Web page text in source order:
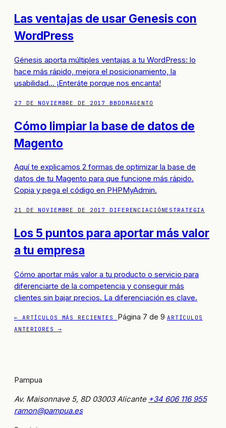
Las ventajas de usar Genesis con
WordPress
Génesis aporta múltiples ventajas a tu WordPress: lo
hace más rápido, mejora el posicionamiento, la
usabilidad... ¡Enteráte porque nos encanta!
27 DE NOVIEMBRE DE 2017 BBDD MAGENTO
Cómo limpiar la base de datos de
Magento
Aquí te explicamos 2 formas de optimizar la base de
datos de tu Magento para que funcione más rápido.
Copia y pega el código en PHPMyAdmin.
21 DE NOVIEMBRE DE 2017 DIFERENCIACIÓNESTRATEGIA
Los 5 puntos para aportar más valor
a tu empresa
Cómo aportar más valor a tu producto o servicio para
diferenciarte de la competencia y conseguir más
clientes sin bajar precios. La diferenciación es clave.
← ARTÍCULOS MÁS RECIENTES Página 7 de 9 ARTÍCULOS
ANTERIORES →
Pampua
Av. Maisonnave 5, 8D 03003 Alicante +34 606 116 955
ramon@pampua.es